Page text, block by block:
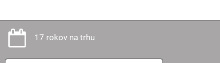
17 rokov na trhu